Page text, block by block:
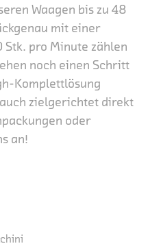
Waagen bis zu 48
mit einer
Stk. pro Minute zählen
noch einen Schritt
Komplettlösung
zielgerichtet direkt
oder
an!